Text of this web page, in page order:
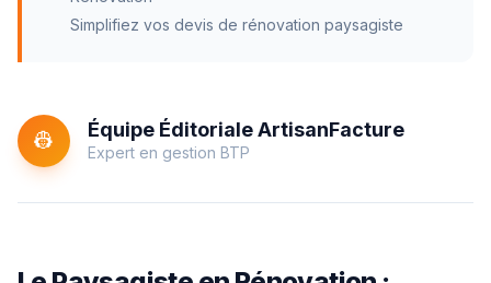
Simplifiez vos devis de rénovation paysagiste
👷 Équipe Éditoriale ArtisanFacture
Expert en gestion BTP